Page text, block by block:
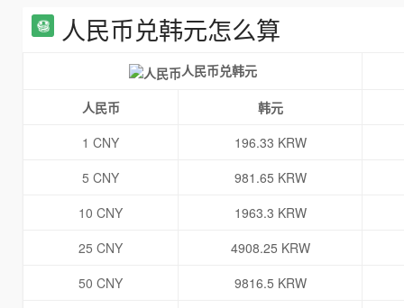
人民币兑韩元怎么算
人民币兑韩元
人民币
韩元
1 CNY
196.33 KRW
5 CNY
981.65 KRW
10 CNY
1963.3 KRW
25 CNY
4908.25 KRW
50 CNY
9816.5 KRW